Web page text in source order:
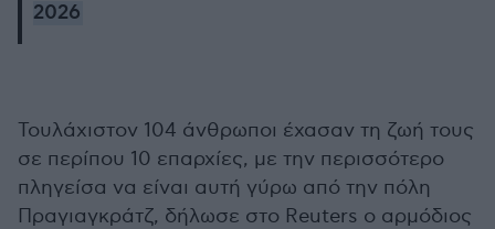
2026
Τουλάχιστον 104 άνθρωποι έχασαν τη ζωή τους
σε περίπου 10 επαρχίες, με την περισσότερο
πληγείσα να είναι αυτή γύρω από την πόλη
Πραγιαγκράτζ, δήλωσε στο Reuters ο αρμόδιος